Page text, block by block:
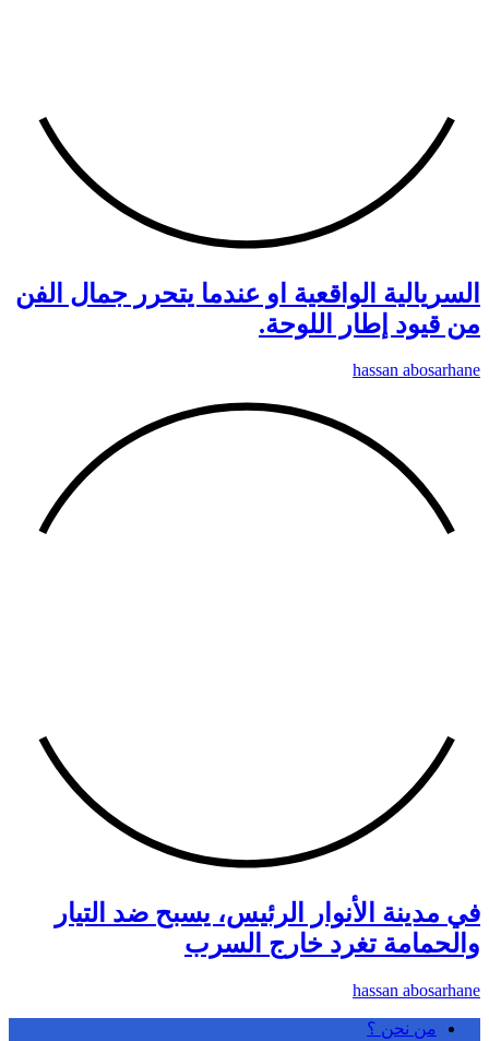
السريالية الواقعية او عندما يتحرر جمال الفن
من قيود إطار اللوحة.
hassan abosarhane
في مدينة الأنوار الرئيس، يسبح ضد التيار
والحمامة تغرد خارج السرب
hassan abosarhane
من نحن ؟